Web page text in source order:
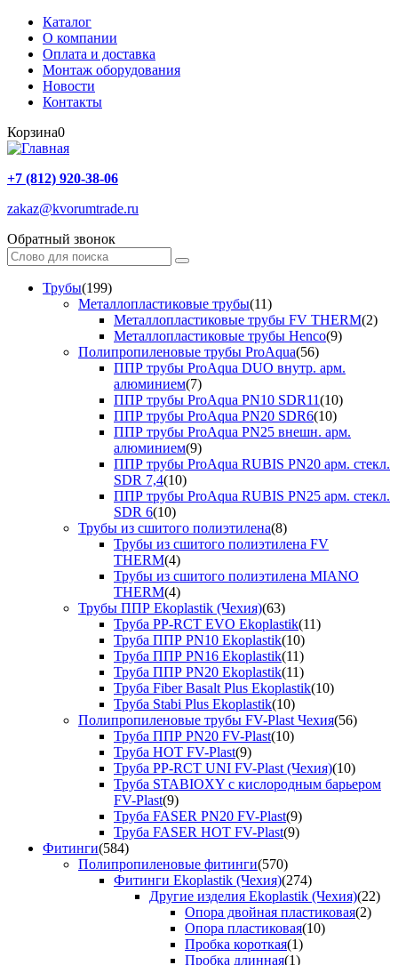
Каталог
О компании
Оплата и доставка
Монтаж оборудования
Новости
Контакты
Корзина0
+7 (812) 920-38-06
zakaz@kvorumtrade.ru
Обратный звонок
Трубы(199)
Металлопластиковые трубы(11)
Металлопластиковые трубы FV THERM(2)
Металлопластиковые трубы Henco(9)
Полипропиленовые трубы ProAqua(56)
ППР трубы ProAqua DUO внутр. арм.
алюминием(7)
ППР трубы ProAqua PN10 SDR11(10)
ППР трубы ProAqua PN20 SDR6(10)
ППР трубы ProAqua PN25 внешн. арм.
алюминием(9)
ППР трубы ProAqua RUBIS PN20 арм. стекл.
SDR 7,4(10)
ППР трубы ProAqua RUBIS PN25 арм. стекл.
SDR 6(10)
Трубы из сшитого полиэтилена(8)
Трубы из сшитого полиэтилена FV
THERM(4)
Трубы из сшитого полиэтилена MIANO
THERM(4)
Трубы ППР Ekoplastik (Чехия)(63)
Труба PP-RCT EVO Ekoplastik(11)
Труба ППР PN10 Ekoplastik(10)
Труба ППР PN16 Ekoplastik(11)
Труба ППР PN20 Ekoplastik(11)
Труба Fiber Basalt Plus Ekoplastik(10)
Труба Stabi Plus Ekoplastik(10)
Полипропиленовые трубы FV-Plast Чехия(56)
Труба ППР PN20 FV-Plast(10)
Труба HOT FV-Plast(9)
Труба PP-RCT UNI FV-Plast (Чехия)(10)
Труба STABIOXY с кислородным барьером
FV-Plast(9)
Труба FASER PN20 FV-Plast(9)
Труба FASER HOT FV-Plast(9)
Фитинги(584)
Полипропиленовые фитинги(570)
Фитинги Ekoplastik (Чехия)(274)
Другие изделия Ekoplastik (Чехия)(22)
Опора двойная пластиковая(2)
Опора пластиковая(10)
Пробка короткая(1)
Пробка длинная(1)